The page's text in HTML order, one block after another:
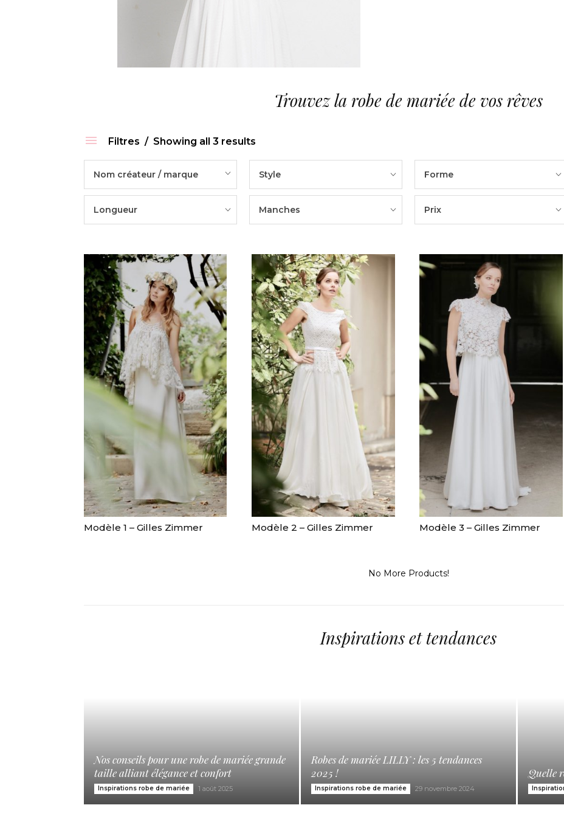
Trouvez la robe de mariée de vos rêves
Filtres Showing all 3 results
Nom créateur / marque Style Forme
Longueur Manches Prix
Modèle 1 – Gilles Zimmer Modèle 2 – Gilles Zimmer Modèle 3 – Gilles Zimmer
No More Products!
Inspirations et tendances
Nos conseils pour une robe de mariée grande
taille alliant élégance et confort
Inspirations robe de mariée 1 août 2025
Robes de mariée LILLY : les 5 tendances
2025 !
Inspirations robe de mariée 29 novembre 2024
Quelle